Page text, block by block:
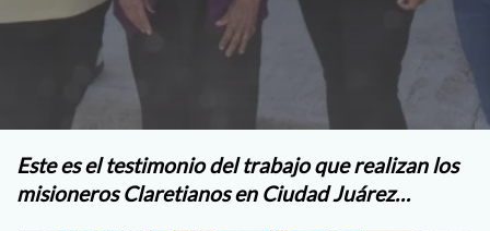
Este es el testimonio del trabajo que realizan los
misioneros Claretianos en Ciudad Juárez…